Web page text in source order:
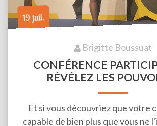
19 juil.
Brigitte Boussuat
CONFÉRENCE
RÉVÉLEZ LES
Et si vous découvriez que votre
capable de bien plus que vous ne